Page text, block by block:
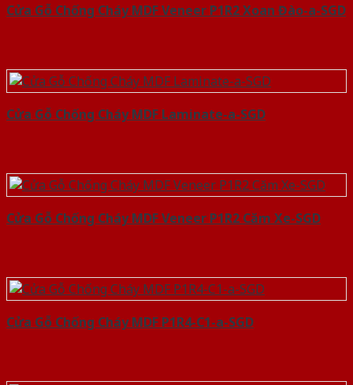
Cửa Gỗ Chống Cháy MDF Veneer P1R2 Xoan Đào-a-SGD
Cửa Gỗ Chống Cháy MDF Laminate-a-SGD
Cửa Gỗ Chống Cháy MDF Veneer P1R2 Căm Xe-SGD
Cửa Gỗ Chống Cháy MDF P1R4-C1-a-SGD